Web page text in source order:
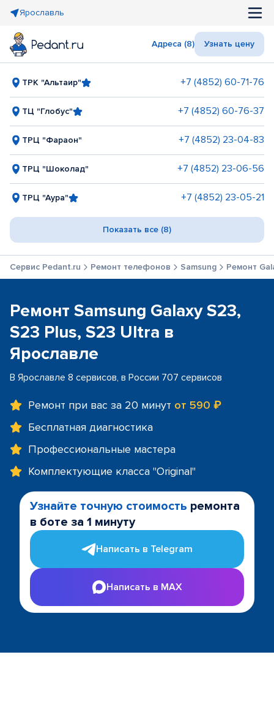
Ярославль
Адреса (8) Узнать цену
ТРК "Альтаир" +7 (4852) 60-71-76
ТЦ "Глобус" +7 (4852) 60-76-37
ТРЦ "Фараон" +7 (4852) 23-04-83
ТРЦ "Шоколад" +7 (4852) 23-06-56
ТРЦ "Аура" +7 (4852) 23-05-21
Показать все (8)
Сервис Pedant.ru Ремонт телефонов Samsung Ремонт
Ремонт Samsung Galaxy S23,
S23 Plus, S23 Ultra в
Ярославле
В Ярославле 8 сервисов, в России 707 сервисов
Ремонт при вас за 20 минут от 590 ₽
Бесплатная диагностика
Профессиональные мастера
Комплектующие класса "Original"
Узнайте точную стоимость ремонта
в боте за 1 минуту
Написать в Telegram
Написать в MAX